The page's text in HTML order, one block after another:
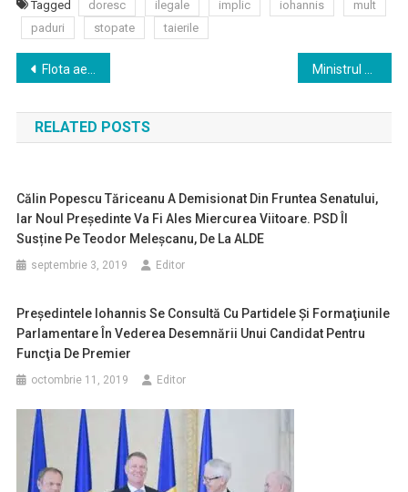
Tagged doresc ilegale implic iohannis
mult
paduri
stopate taierile
Navigare
în
articole
Flota aeriană a României este una din cele mai mici şi mai îmbătrânite din UE
RELATED POSTS
Călin Popescu Tăriceanu A Demisionat Din Fruntea Senatului,
Iar Noul Președinte Va Fi Ales Miercurea Viitoare. PSD Îl
Susține Pe Teodor Meleșcanu, De La ALDE
septembrie 3, 2019 Editor
Preşedintele Iohannis Se Consultă Cu Partidele Şi Formaţiunile
Parlamentare În Vederea Desemnării Unui Candidat Pentru
Funcţia De Premier
octombrie 11, 2019 Editor